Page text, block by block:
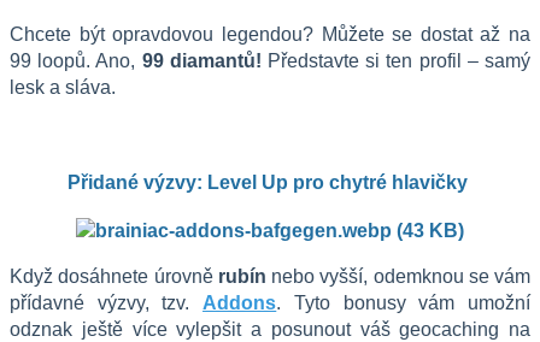
Chcete být opravdovou legendou? Můžete se dostat až na
99 loopů. Ano, 99 diamantů! Představte si ten profil – samý
lesk a sláva.
Přidané výzvy: Level Up pro chytré hlavičky
Když dosáhnete úrovně rubín nebo vyšší, odemknou se vám
přídavné výzvy, tzv. Addons. Tyto bonusy vám umožní
odznak ještě více vylepšit a posunout váš geocaching na